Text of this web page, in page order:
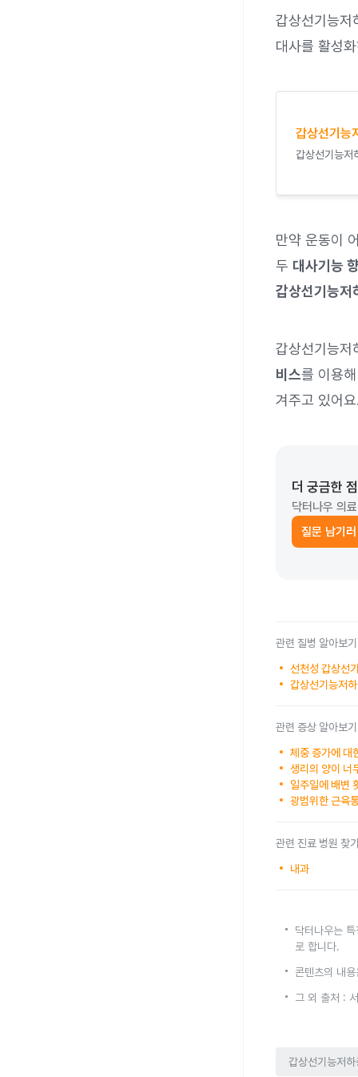
갑상선기능
대사를 활성
갑상선기능
갑상선기능저
만약 운동이
두 대사기능
갑상선기능저
갑상선기능
비스를 이용
겨주고 있어
더 궁금한
닥터나우 의
질문 남기
관련 질병 알아보기
선천성 갑상선
갑상선기능저
관련 증상 알아보기
체중 증가에 대
생리의 양이 너
일주일에 배변
광범위한 근육
관련 진료 병원 찾
내과
닥터나우는
로 합니다.
콘텐츠의 내
그 외 출처 :
갑상선기능저하